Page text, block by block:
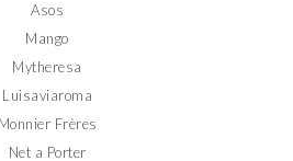
Asos
Mango
Mytheresa
Luisaviaroma
Monnier Frères
Net a Porter